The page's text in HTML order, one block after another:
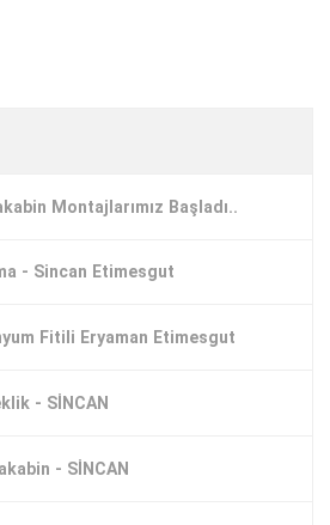
Montajlarımız Başladı..
- Sincan Etimesgut
Fitili Eryaman Etimesgut
- SİNCAN
- SİNCAN